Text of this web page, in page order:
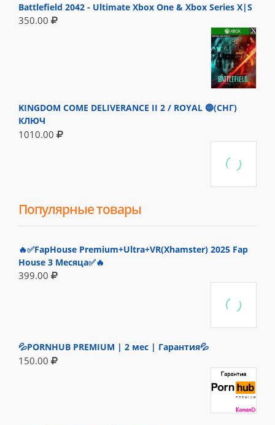
Battlefield 2042 - Ultimate Xbox One & Xbox Series X|S
350.00
KINGDOM COME DELIVERANCE II 2 / ROYAL 🔵(СНГ)
КЛЮЧ
1010.00
Популярные товары
🔥✅FapHouse Premium+Ultra+VR(Xhamster) 2025 Fap
House 3 Месяца✅🔥
399.00
💦PORNHUB PREMIUM | 2 мес | Гарантия💦
150.00